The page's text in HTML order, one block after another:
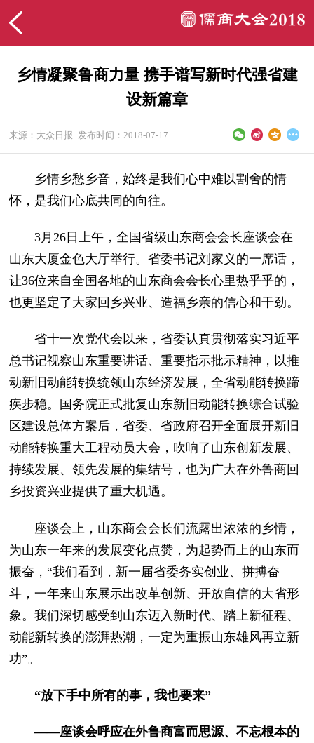
乡情凝聚鲁商力量 携手谱写新时代强省建
设新篇章
来源：大众日报 发布时间：2018-07-17
乡情乡愁乡音，始终是我们心中难以割舍的情
怀，是我们心底共同的向往。
3月26日上午，全国省级山东商会会长座谈会在
山东大厦金色大厅举行。省委书记刘家义的一席话，
让36位来自全国各地的山东商会会长心里热乎乎的，
也更坚定了大家回乡兴业、造福乡亲的信心和干劲。
省十一次党代会以来，省委认真贯彻落实习近平
总书记视察山东重要讲话、重要指示批示精神，以推
动新旧动能转换统领山东经济发展，全省动能转换蹄
疾步稳。国务院正式批复山东新旧动能转换综合试验
区建设总体方案后，省委、省政府召开全面展开新旧
动能转换重大工程动员大会，吹响了山东创新发展、
持续发展、领先发展的集结号，也为广大在外鲁商回
乡投资兴业提供了重大机遇。
座谈会上，山东商会会长们流露出浓浓的乡情，
为山东一年来的发展变化点赞，为起势而上的山东而
振奋，“我们看到，新一届省委务实创业、拼搏奋
斗，一年来山东展示出改革创新、开放自信的大省形
象。我们深切感受到山东迈入新时代、踏上新征程、
动能新转换的澎湃热潮，一定为重振山东雄风再立新
功”。
“放下手中所有的事，我也要来”
——座谈会呼应在外鲁商富而思源、不忘根本的